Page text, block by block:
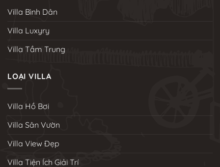
Villa Bình Dân
Villa Luxyry
Villa Tầm Trung
LOẠI VILLA
Villa Hồ Bơi
Villa Sân Vườn
Villa View Đẹp
Villa Tiện Ích Giải Trí